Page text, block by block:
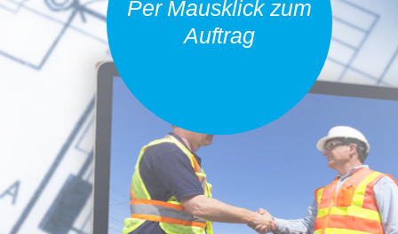
Per Mausklick zum
Auftrag